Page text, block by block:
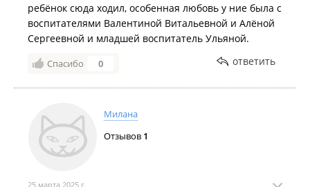
ребёнок сюда ходил, особенная любовь у ние была с
воспитателями Валентиной Витальевной и Алёной
Сергеевной и младшей воспитатель Ульяной.
Спасибо 0 ответить
Милана
Отзывов 1
25 марта 2025 г.